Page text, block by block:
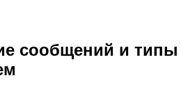
сообщений и типы